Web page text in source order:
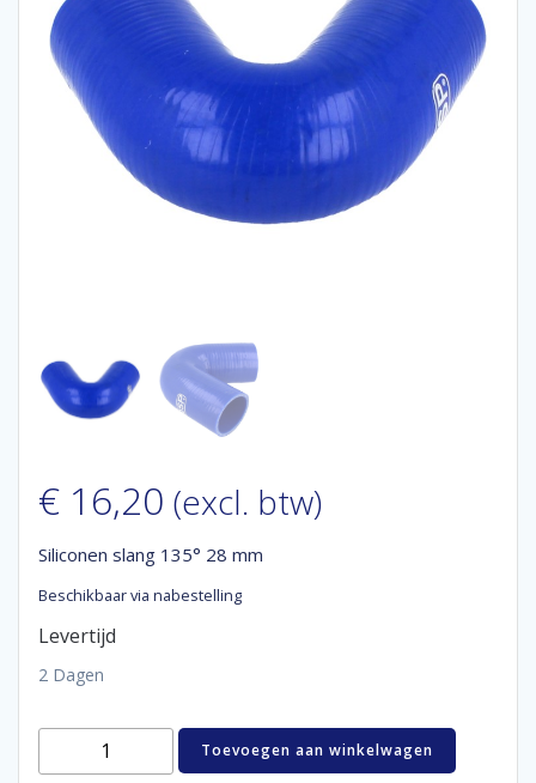
€ 16,20 (excl. btw)
Siliconen slang 135° 28 mm
Beschikbaar via nabestelling
Levertijd
2 Dagen
Siliconen
Toevoegen aan winkelwagen